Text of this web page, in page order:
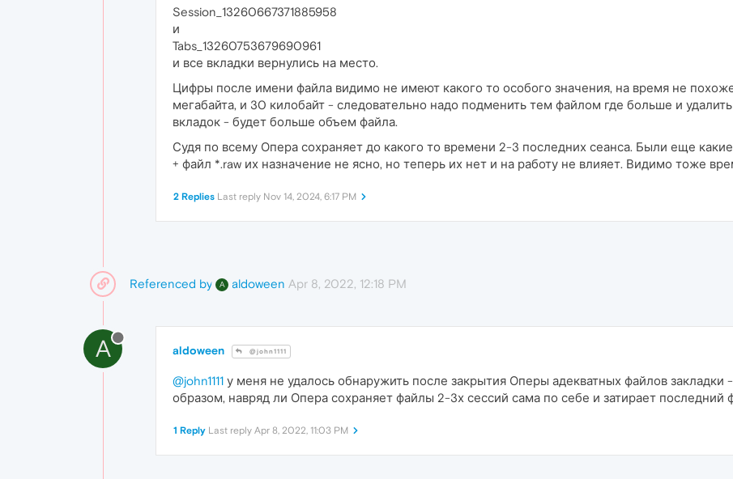
Session_13260667371885958
и
Tabs_13260753679690961
и все вкладки вернулись на место.
Цифры после имени файла видимо не имеют какого то особого значения, на время не
мегабайта, и 30 килобайт - следовательно надо подменить тем файлом где больше и
вкладок - будет больше объем файла.
Судя по всему Опера сохраняет до какого то времени 2-3 последних сеанса. Были еще
+ файл *.raw их назначение не ясно, но теперь их нет и на работу не влияет. Видимо тоже
2 Replies Last reply Nov 14, 2024, 6:17 PM
Referenced by A aldoween Apr 8, 2022, 12:18 PM
A aldoween @john1111
@john1111 у меня не удалось обнаружить после закрытия Оперы адекватных файлов
образом, навряд ли Опера сохраняет файлы 2-3х сессий сама по себе и затирает последний
1 Reply Last reply Apr 8, 2022, 11:03 PM